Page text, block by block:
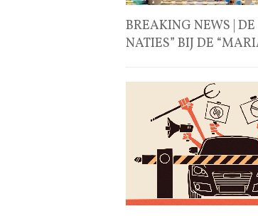
BREAKING NEWS |
NATIES” BIJ DE